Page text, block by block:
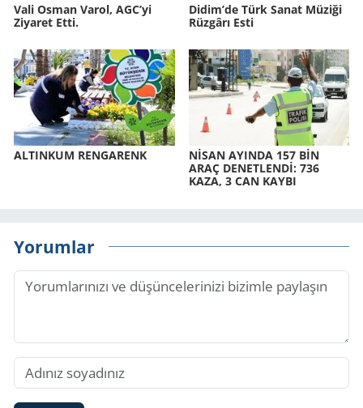
Vali Osman Varol, AGC’yi
Ziyaret Etti.
Didim’de Türk Sanat Mü­zi­ği
Rüz­gâ­rı Esti
AL­TIN­KUM REN­GA­RENK
NİSAN AYIN­DA 157 BİN
ARAÇ DE­NET­LENDİ: 736
KAZA, 3 CAN KAYBI
Yorumlar